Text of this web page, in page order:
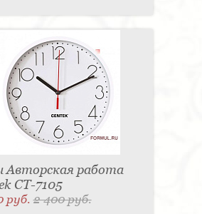
Авторская работа
CT-7105
руб.2 400 руб.